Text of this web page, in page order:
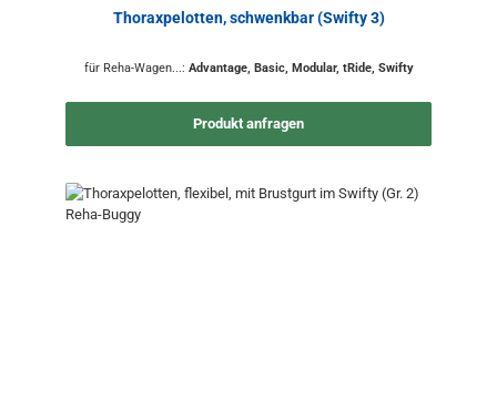
Thoraxpelotten, schwenkbar (Swifty 3)
für Reha-Wagen...: Advantage, Basic, Modular, tRide, Swifty
Produkt anfragen